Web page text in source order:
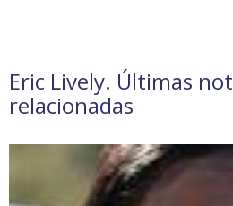
Eric Lively. Últimas
relacionadas